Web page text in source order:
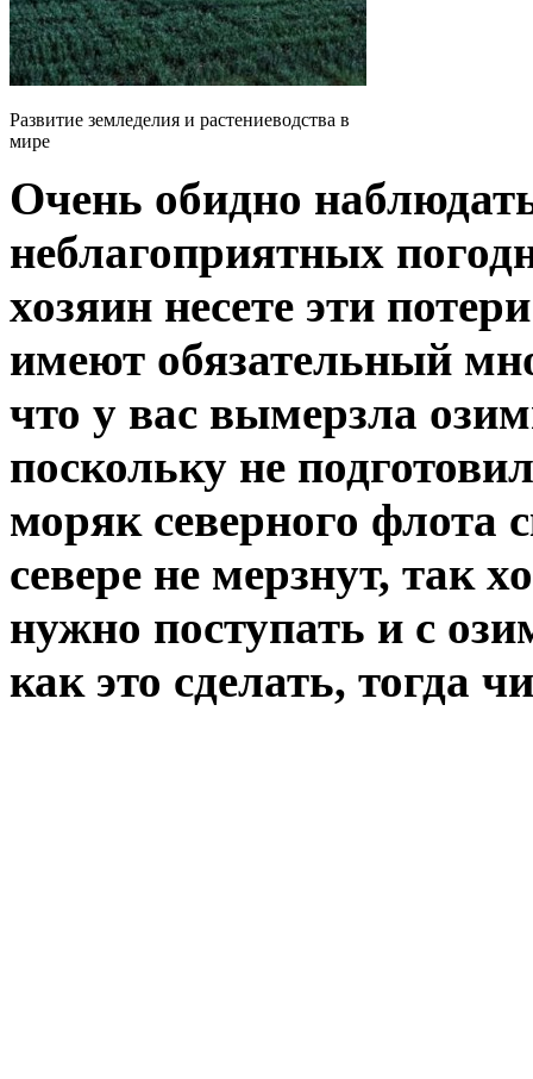
Развитие земледелия и растениеводства в
мире
Очень обидно
неблагоприятных
хозяин несете эти
имеют обязательный
что у вас вымерзла
поскольку не
моряк северного флота
севере не мерзнут, так
нужно поступать и с
как это сделать, тогда